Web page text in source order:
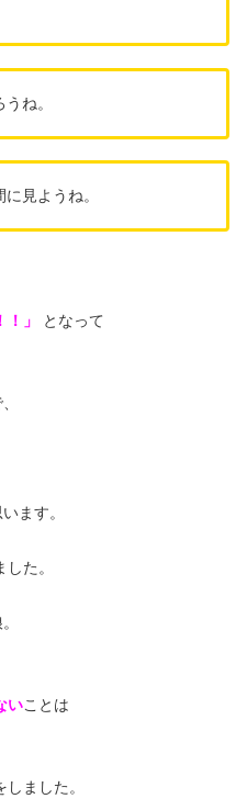
ね。
見ようね。
！」
となって
ます。
た。
いことは
ました。